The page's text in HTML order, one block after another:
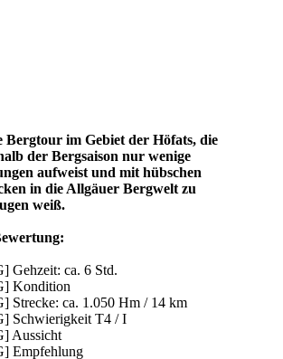
Bergtour im Gebiet der Höfats, die
der Bergsaison nur wenige
aufweist und mit hübschen
in die Allgäuer Bergwelt zu
weiß.
Gehzeit: ca. 6 Std.
Kondition
Strecke: ca. 1.050 Hm / 14 km
Schwierigkeit T4 / I
Aussicht
Empfehlung